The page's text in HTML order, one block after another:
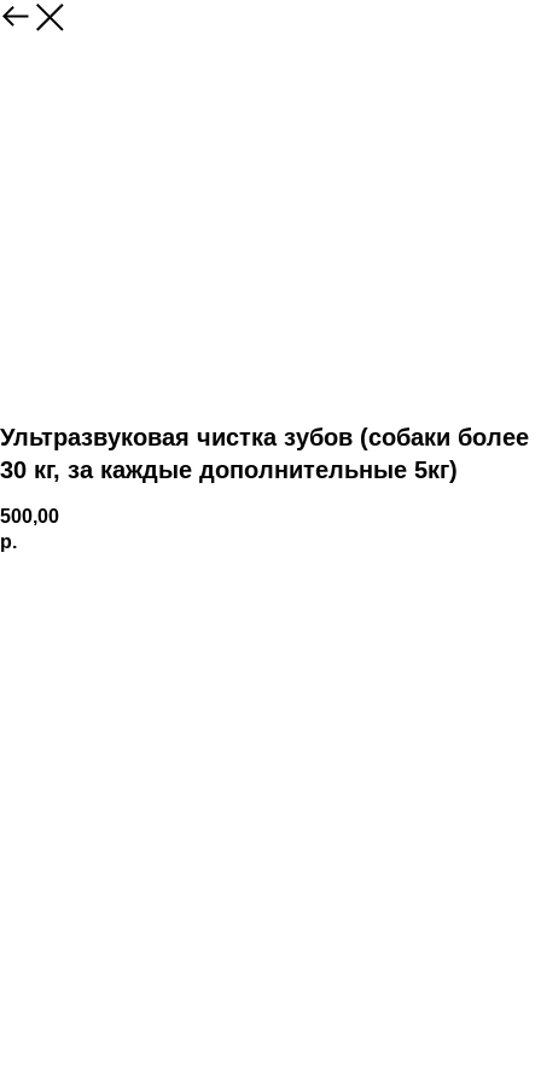
Ультразвуковая чистка зубов (собаки более
30 кг, за каждые дополнительные 5кг)
500,00
р.